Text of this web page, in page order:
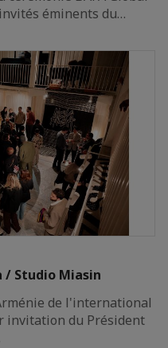
éminents du…
/ Studio Miasin
de l'international
invitation du Président